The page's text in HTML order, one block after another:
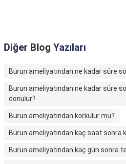
Diğer Blog Yazıları
Burun ameliyatından ne kadar süre
Burun ameliyatından ne kadar süre
dönülür?
Burun ameliyatından korkulur mu?
Burun ameliyatından kaç saat sonra
Burun ameliyatından kaç gün sonra